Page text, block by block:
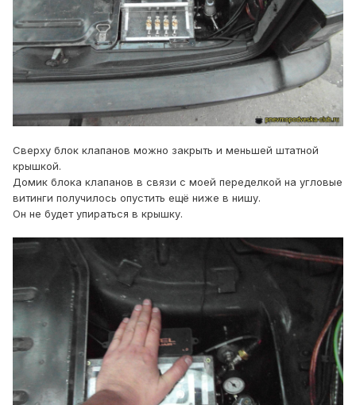
Сверху блок клапанов можно закрыть и меньшей штатной
крышкой.
Домик блока клапанов в связи с моей переделкой на угловые
витинги получилось опустить ещё ниже в нишу.
Он не будет упираться в крышку.